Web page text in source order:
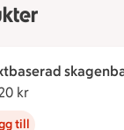
kr
till